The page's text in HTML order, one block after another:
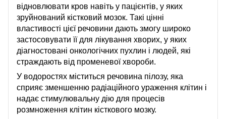
відновлювати кров навіть у пацієнтів, у яких
зруйнований кістковий мозок. Такі цінні
властивості цієї речовини дають змогу широко
застосовувати її для лікування хворих, у яких
діагностовані онкологічних пухлин і людей, які
страждають від променевої хвороби.
У водоростях міститься речовина пілозу, яка
сприяє зменшенню радіаційного ураження клітин і
надає стимулювальну дію для процесів
розмноження клітин кісткового мозку.